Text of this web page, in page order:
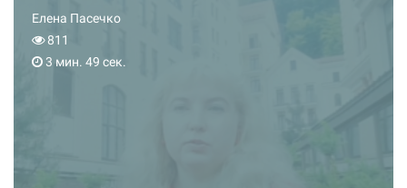
Елена Пасечко
811
3 мин. 49 сек.